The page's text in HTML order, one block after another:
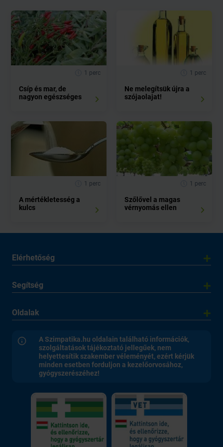
1 perc
Csíp és mar, de
nagyon egészséges
1 perc
Ne melegítsük újra a
szójaolajat!
1 perc
A mértékletesség a
kulcs
1 perc
Szőlővel a magas
vérnyomás ellen
Elérhetőség
Segítség
Oldalak
A Szimpatika.hu oldalain található információk,
szolgáltatások tájékoztató jellegűek, nem
helyettesítik szakember véleményét, ezért kérjük
minden esetben forduljon a kezelőorvosához,
gyógyszerészéhez!